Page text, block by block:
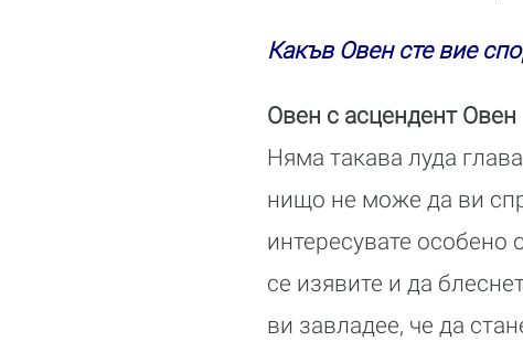
Какъв Овен сте вие
Овен с асцендент Овен
Няма такава луда
нищо не може да ви
интересувате особено
се изявите и да
ви завладее, че да